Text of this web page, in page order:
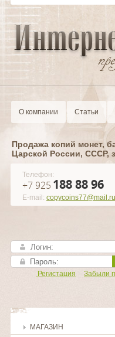
О компании Статьи
Продажа копий монет,
Царской России, CCCР,
Телефон:
+7 925 188 88 96
E-mail: copycoins77@mail.ru
Забыли
Регистация
МАГАЗИН